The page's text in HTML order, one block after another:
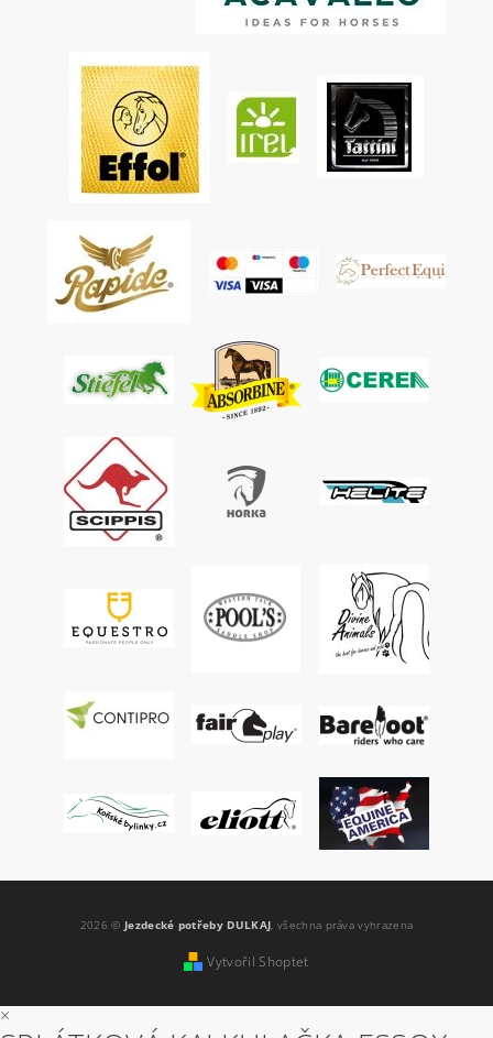
2026 © Jezdecké potřeby DULKAJ , všechna práva vyhrazena
Vytvořil Shoptet
×